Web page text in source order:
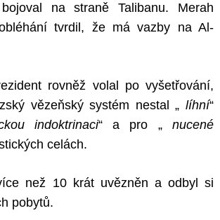
na straně Talibanu. Merah
tvrdil, že má vazby na Al-
rovněž volal po vyšetřování,
vězeňský systém nestal „ líhní“
indoktrinaci“ a pro „nucené
celách.
než 10 krát uvězněn a odbyl si
pobytů.